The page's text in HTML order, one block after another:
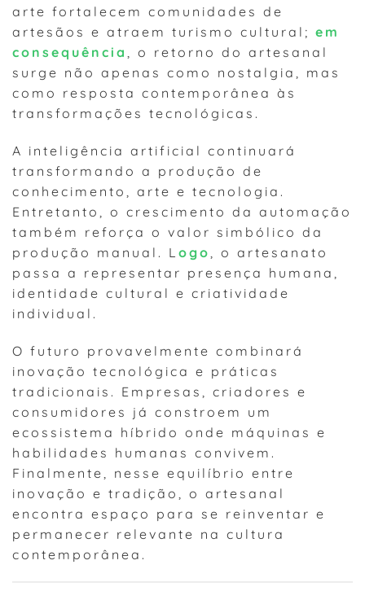
arte fortalecem comunidades de
artesãos e atraem turismo cultural; em
consequência
, o retorno do artesanal
surge não apenas como nostalgia, mas
como resposta contemporânea às
transformações tecnológicas.
A inteligência artificial continuará
transformando a produção de
conhecimento, arte e tecnologia.
Entretanto, o crescimento da automação
também reforça o valor simbólico da
produção manual. L ogo
, o artesanato
passa a representar presença humana,
identidade cultural e criatividade
individual.
O futuro provavelmente combinará
inovação tecnológica e práticas
tradicionais. Empresas, criadores e
consumidores já constroem um
ecossistema híbrido onde máquinas e
habilidades humanas convivem.
Finalmente, nesse equilíbrio entre
inovação e tradição, o artesanal
encontra espaço para se reinventar e
permanecer relevante na cultura
contemporânea.